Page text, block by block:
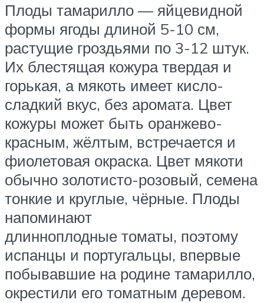
Плоды тамарилло — яйцевидной
формы ягоды длиной 5-10 см,
растущие гроздьями по 3-12 штук.
Их блестящая кожура твердая и
горькая, а мякоть имеет кисло-
сладкий вкус, без аромата. Цвет
кожуры может быть оранжево-
красным, жёлтым, встречается и
фиолетовая окраска. Цвет мякоти
обычно золотисто-розовый, семена
тонкие и круглые, чёрные. Плоды
напоминают
длинноплодные томаты, поэтому
испанцы и португальцы, впервые
побывавшие на родине тамарилло,
окрестили его томатным деревом.